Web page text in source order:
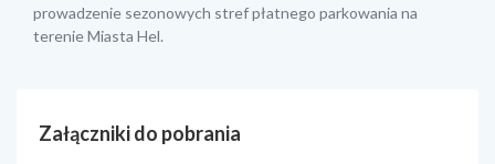
prowadzenie sezonowych stref płatnego parkowania na
terenie Miasta Hel.
Załączniki do pobrania